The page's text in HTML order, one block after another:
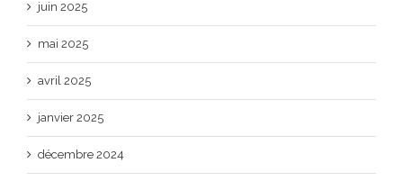
juin 2025
mai 2025
avril 2025
janvier 2025
décembre 2024